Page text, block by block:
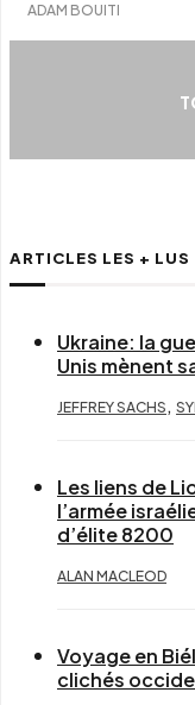
ADAM BOUITI
ARTICLES LES + LUS
Ukraine: la
Unis mènent
JEFFREY SACHS ,
Les liens de
l’armée
d’élite 8200
ALAN MACLEOD
Voyage en
clichés